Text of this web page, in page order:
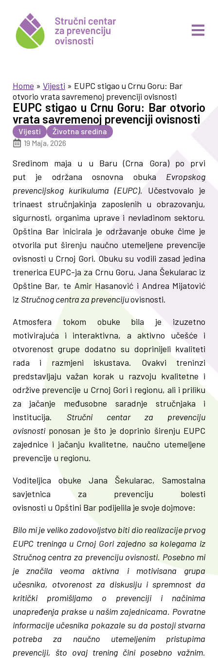
Home » Vijesti » EUPC stigao u Crnu Goru: Bar
otvorio vrata savremenoj prevenciji ovisnosti
EUPC stigao u Crnu Goru: Bar otvorio
vrata savremenoj prevenciji ovisnosti
Vijesti
Životna sredina
19 Maja, 2026
Sredinom maja u u Baru (Crna Gora) po prvi
put je održana osnovna obuka Evropskog
prevencijskog kurikuluma (EUPC). Učestvovalo je
trinaest stručnjakinja zaposlenih u obrazovanju,
sigurnosti, organima uprave i nevladinom sektoru.
Opština Bar inicirala je održavanje obuke čime je
otvorila put širenju naučno utemeljene prevencije
ovisnosti u Crnoj Gori. Obuku su vodili zasad jedina
trenerica EUPC-ja za Crnu Goru, Jana Šekularac iz
Opštine Bar, te Amir Hasanović i Andrea Mijatović
iz Stručnog centra za prevencijuovisnosti.
Atmosfera tokom obuke bila je izuzetno
motivirajuća i interaktivna, a aktivno učešće i
otvorenost grupe dodatno su doprinijeli kvaliteti
rada i razmjeni iskustava. Ovakvi treninzi
predstavljaju važan korak u razvoju kvalitetne i
održive prevencije u Crnoj Gori i regionu, ali i priliku
za jačanje međusobne saradnje stručnjaka i
institucija. Stručni centar za prevenciju
ovisnostiponosan je što je doprinio širenju EUPC
zajednice i jačanju kvalitetne, naučno utemeljene
prevencije u regionu.
Voditeljica obuke Jana Šekularac, Samostalna
savjetnica za prevenciju bolesti
ovisnosti u Opštini Bar podijelila je svoje dojmove:
Bilo mi je veliko zadovoljstvo biti dio realizacije prvog
EUPC treninga u Crnoj Gori zajedno sa kolegama iz
Stručnog centra za prevenciju ovisnosti. Posebno mi
je značila veoma aktivna i motivisana grupa
učesnika, otvorenost za diskusiju i spremnost da
kritički promišljamo o prevenciji i načinima
unapređenja prakse u našim zajednicama. Povratne
informacije učesnika pokazale su da postoji stvarna
potreba za naučno utemeljenim pristupima
prevenciji, što ovaj trening čini posebno važnim.